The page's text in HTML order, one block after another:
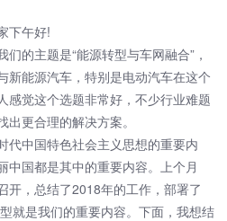
下午好!
的主题是“能源转型与车网融合”，
新能源汽车，特别是电动汽车在这个
感觉这个选题非常好，不少行业难题
更合理的解决方案。
中国特色社会主义思想的重要内
中国都是其中的重要内容。上个月
开，总结了2018年的工作，部署了
就是我们的重要内容。下面，我想结